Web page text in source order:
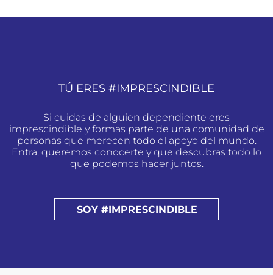
TÚ ERES #IMPRESCINDIBLE
Si cuidas de alguien dependiente eres
imprescindible y formas parte de una comunidad de
personas que merecen todo el apoyo del mundo.
Entra, queremos conocerte y que descubras todo lo
que podemos hacer juntos.
SOY #IMPRESCINDIBLE